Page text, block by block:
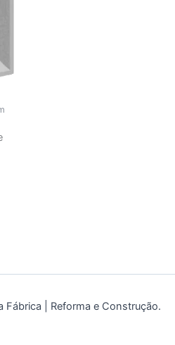
| Reforma e Construção.